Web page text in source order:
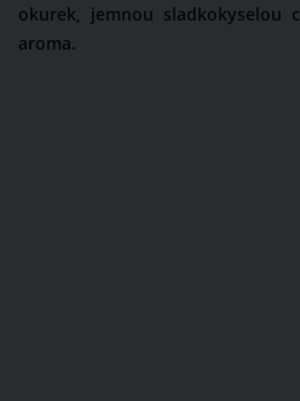
okurek, jemnou sladkokyselou
aroma.